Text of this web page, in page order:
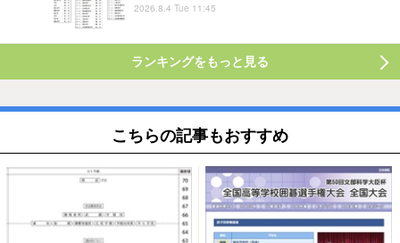
2026.8.4 Tue 11:45
ランキングをもっと見る
こちらの記事もおすすめ